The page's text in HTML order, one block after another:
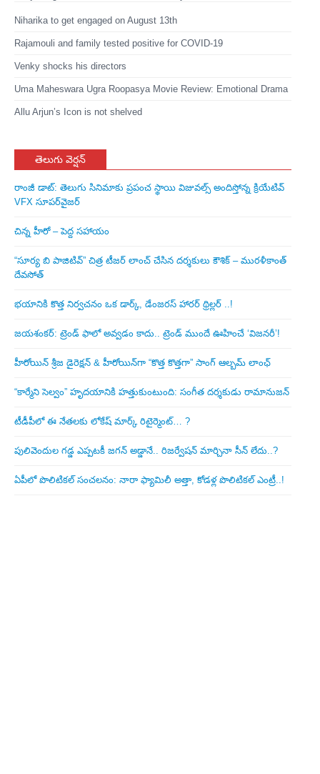
Niharika to get engaged on August 13th
Rajamouli and family tested positive for COVID-19
Venky shocks his directors
Uma Maheswara Ugra Roopasya Movie Review: Emotional Drama
Allu Arjun’s Icon is not shelved
తెలుగు వెర్షన్
రాంజీ డాట్: తెలుగు సినిమాకు ప్రపంచ స్థాయి విజువల్స్ అందిస్తోన్న క్రియేటివ్
VFX సూపర్‌వైజర్
చిన్న హీరో – పెద్ద సహాయం
“సూర్య బి పాజిటివ్” చిత్ర టీజర్ లాంచ్ చేసిన‌ దర్శకులు కౌశిక్ – మురళీకాంత్
దేవసోత్
భయానికి కొత్త నిర్వచనం ఒక డార్క్, డేంజరస్ హారర్ థ్రిల్లర్ ..!
జయశంకర్: ట్రెండ్‌ ఫాలో అవ్వడం కాదు.. ట్రెండ్‌ ముందే ఊహించే ‘విజనరీ’!
హీరోయిన్ శ్రీజ డైరెక్ష‌న్ & హీరోయిన్‌గా “కొత్త కొత్తగా” సాంగ్ ఆల్బమ్ లాంఛ్
“కార్మేని సెల్వం” హృదయానికి హత్తుకుంటుంది: సంగీత దర్శకుడు రామానుజన్
టీడీపీలో ఈ నేత‌ల‌కు లోకేష్ మార్క్ రిటైర్మెంట్‌… ?
పులివెందుల గ‌డ్డ ఎప్ప‌ట‌కీ జ‌గ‌న్ అడ్డానే.. రిజ‌ర్వేష‌న్ మార్చినా సీన్ లేదు..?
ఏపీలో పొలిటిక‌ల్ సంచ‌ల‌నం: నారా ఫ్యామిలీ అత్తా, కోడ‌ళ్ల పొలిటికల్ ఎంట్రీ..!